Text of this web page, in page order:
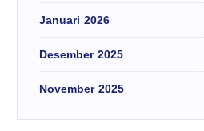
Januari 2026
Desember 2025
November 2025